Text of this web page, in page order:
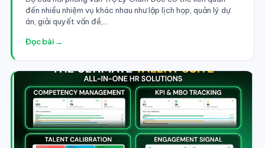
đến nhiều nhiệm vụ khác nhau như lập lịch họp, quản lý dự
án, giải quyết vấn đề,...
Đọc bài →